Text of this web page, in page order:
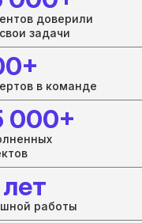
доверили
задачи
в команде
000+
работы